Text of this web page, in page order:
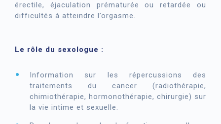
érectile, éjaculation prématurée ou retardée ou
difficultés à atteindre l’orgasme.
Le rôle du sexologue :
Information sur les répercussions des
traitements du cancer (radiothérapie,
chimiothérapie, hormonothérapie, chirurgie) sur
la vie intime et sexuelle.